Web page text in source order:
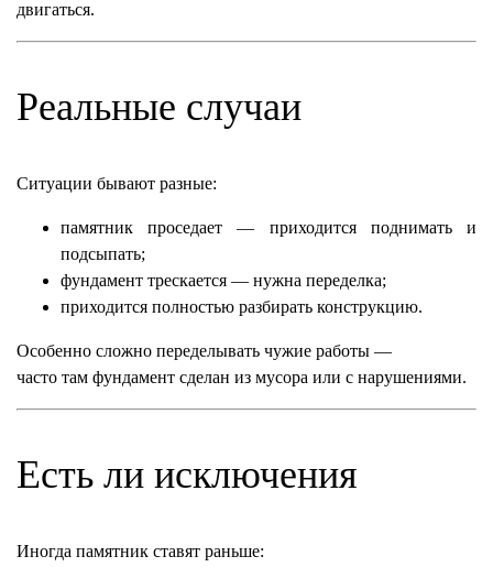
двигаться.
Реальные случаи
Ситуации бывают разные:
памятник проседает — приходится поднимать и
подсыпать;
фундамент трескается — нужна переделка;
приходится полностью разбирать конструкцию.
Особенно сложно переделывать чужие работы —
часто там фундамент сделан из мусора или с нарушениями.
Есть ли исключения
Иногда памятник ставят раньше: